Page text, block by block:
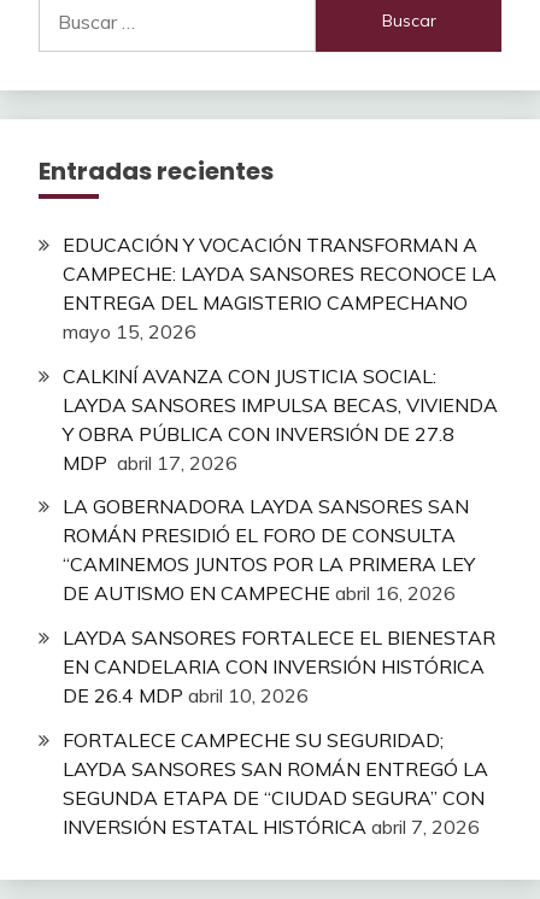
Entradas recientes
EDUCACIÓN Y VOCACIÓN TRANSFORMAN A
CAMPECHE: LAYDA SANSORES RECONOCE LA
ENTREGA DEL MAGISTERIO CAMPECHANO
mayo 15, 2026
CALKINÍ AVANZA CON JUSTICIA SOCIAL:
LAYDA SANSORES IMPULSA BECAS, VIVIENDA
Y OBRA PÚBLICA CON INVERSIÓN DE 27.8
MDP abril 17, 2026
LA GOBERNADORA LAYDA SANSORES SAN
ROMÁN PRESIDIÓ EL FORO DE CONSULTA
“CAMINEMOS JUNTOS POR LA PRIMERA LEY
DE AUTISMO EN CAMPECHE abril 16, 2026
LAYDA SANSORES FORTALECE EL BIENESTAR
EN CANDELARIA CON INVERSIÓN HISTÓRICA
DE 26.4 MDP abril 10, 2026
FORTALECE CAMPECHE SU SEGURIDAD;
LAYDA SANSORES SAN ROMÁN ENTREGÓ LA
SEGUNDA ETAPA DE “CIUDAD SEGURA” CON
INVERSIÓN ESTATAL HISTÓRICA abril 7, 2026